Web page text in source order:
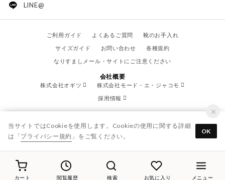
カート 閲覧履歴 検索 お気に入り メニュー
LINE@
ご利用ガイド よくあるご質問
靴のお手入れ
サイズガイド
お問い合わせ
各種規約
なりすましメール・サイトにご注意ください
会社概要
株式会社オギツ
株式会社モード・エ・ジャコモ
採用情報
© OGITSU CO.,LTD. / All Right Reserved.
当サイトではCookieを使用します。Cookieの使用に関する詳細
は「プライバシー規約 」をご覧ください。
OK